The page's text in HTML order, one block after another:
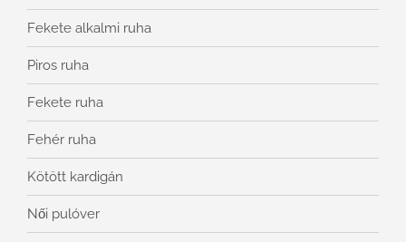
Fekete alkalmi ruha
Piros ruha
Fekete ruha
Fehér ruha
Kötött kardigán
Női pulóver